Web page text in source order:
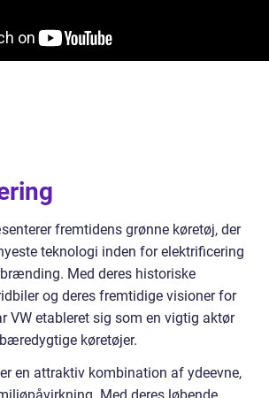
fremtidens grønne køretøj, der
teknologi inden for elektrificering
Med deres historiske
og deres fremtidige visioner for
VW etableret sig som en vigtig aktør
køretøjer.
en attraktiv kombination af ydeevne,